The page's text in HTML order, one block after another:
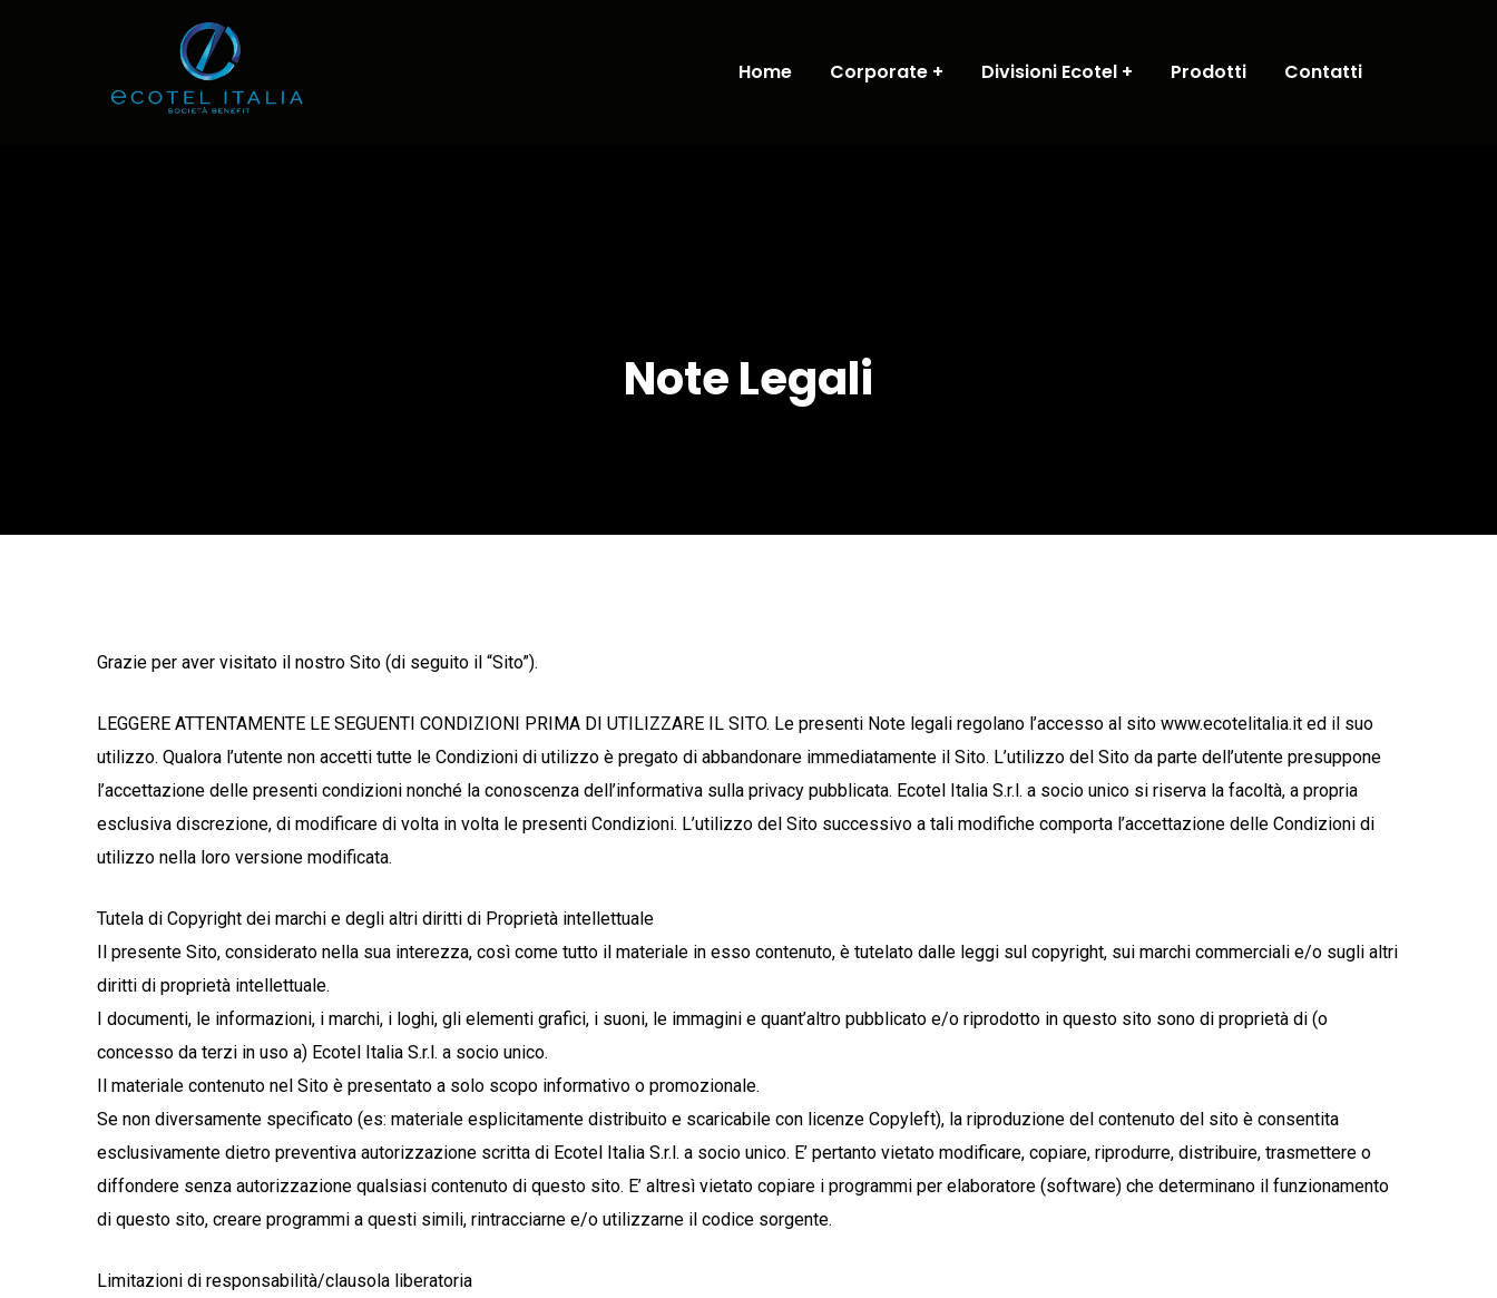
Home Corporate Divisioni Ecotel Prodotti Contatti
Note Legali
Grazie per aver visitato il nostro Sito (di seguito il “Sito”).
LEGGERE ATTENTAMENTE LE SEGUENTI CONDIZIONI PRIMA DI UTILIZZARE IL SITO. Le presenti Note legali regolano l’accesso al sito www.ecotelitalia.it ed il suo
utilizzo. Qualora l’utente non accetti tutte le Condizioni di utilizzo è pregato di abbandonare immediatamente il Sito. L’utilizzo del Sito da parte dell’utente presuppone
l’accettazione delle presenti condizioni nonché la conoscenza dell’informativa sulla privacy pubblicata. Ecotel Italia S.r.l. a socio unico si riserva la facoltà, a propria
esclusiva discrezione, di modificare di volta in volta le presenti Condizioni. L’utilizzo del Sito successivo a tali modifiche comporta l’accettazione delle Condizioni di
utilizzo nella loro versione modificata.
Tutela di Copyright dei marchi e degli altri diritti di Proprietà intellettuale
Il presente Sito, considerato nella sua interezza, così come tutto il materiale in esso contenuto, è tutelato dalle leggi sul copyright, sui marchi commerciali e/o sugli altri
diritti di proprietà intellettuale.
I documenti, le informazioni, i marchi, i loghi, gli elementi grafici, i suoni, le immagini e quant’altro pubblicato e/o riprodotto in questo sito sono di proprietà di (o
concesso da terzi in uso a) Ecotel Italia S.r.l. a socio unico.
Il materiale contenuto nel Sito è presentato a solo scopo informativo o promozionale.
Se non diversamente specificato (es: materiale esplicitamente distribuito e scaricabile con licenze Copyleft), la riproduzione del contenuto del sito è consentita
esclusivamente dietro preventiva autorizzazione scritta di Ecotel Italia S.r.l. a socio unico. E’ pertanto vietato modificare, copiare, riprodurre, distribuire, trasmettere o
diffondere senza autorizzazione qualsiasi contenuto di questo sito. E’ altresì vietato copiare i programmi per elaboratore (software) che determinano il funzionamento
di questo sito, creare programmi a questi simili, rintracciarne e/o utilizzarne il codice sorgente.
Limitazioni di responsabilità/clausola liberatoria